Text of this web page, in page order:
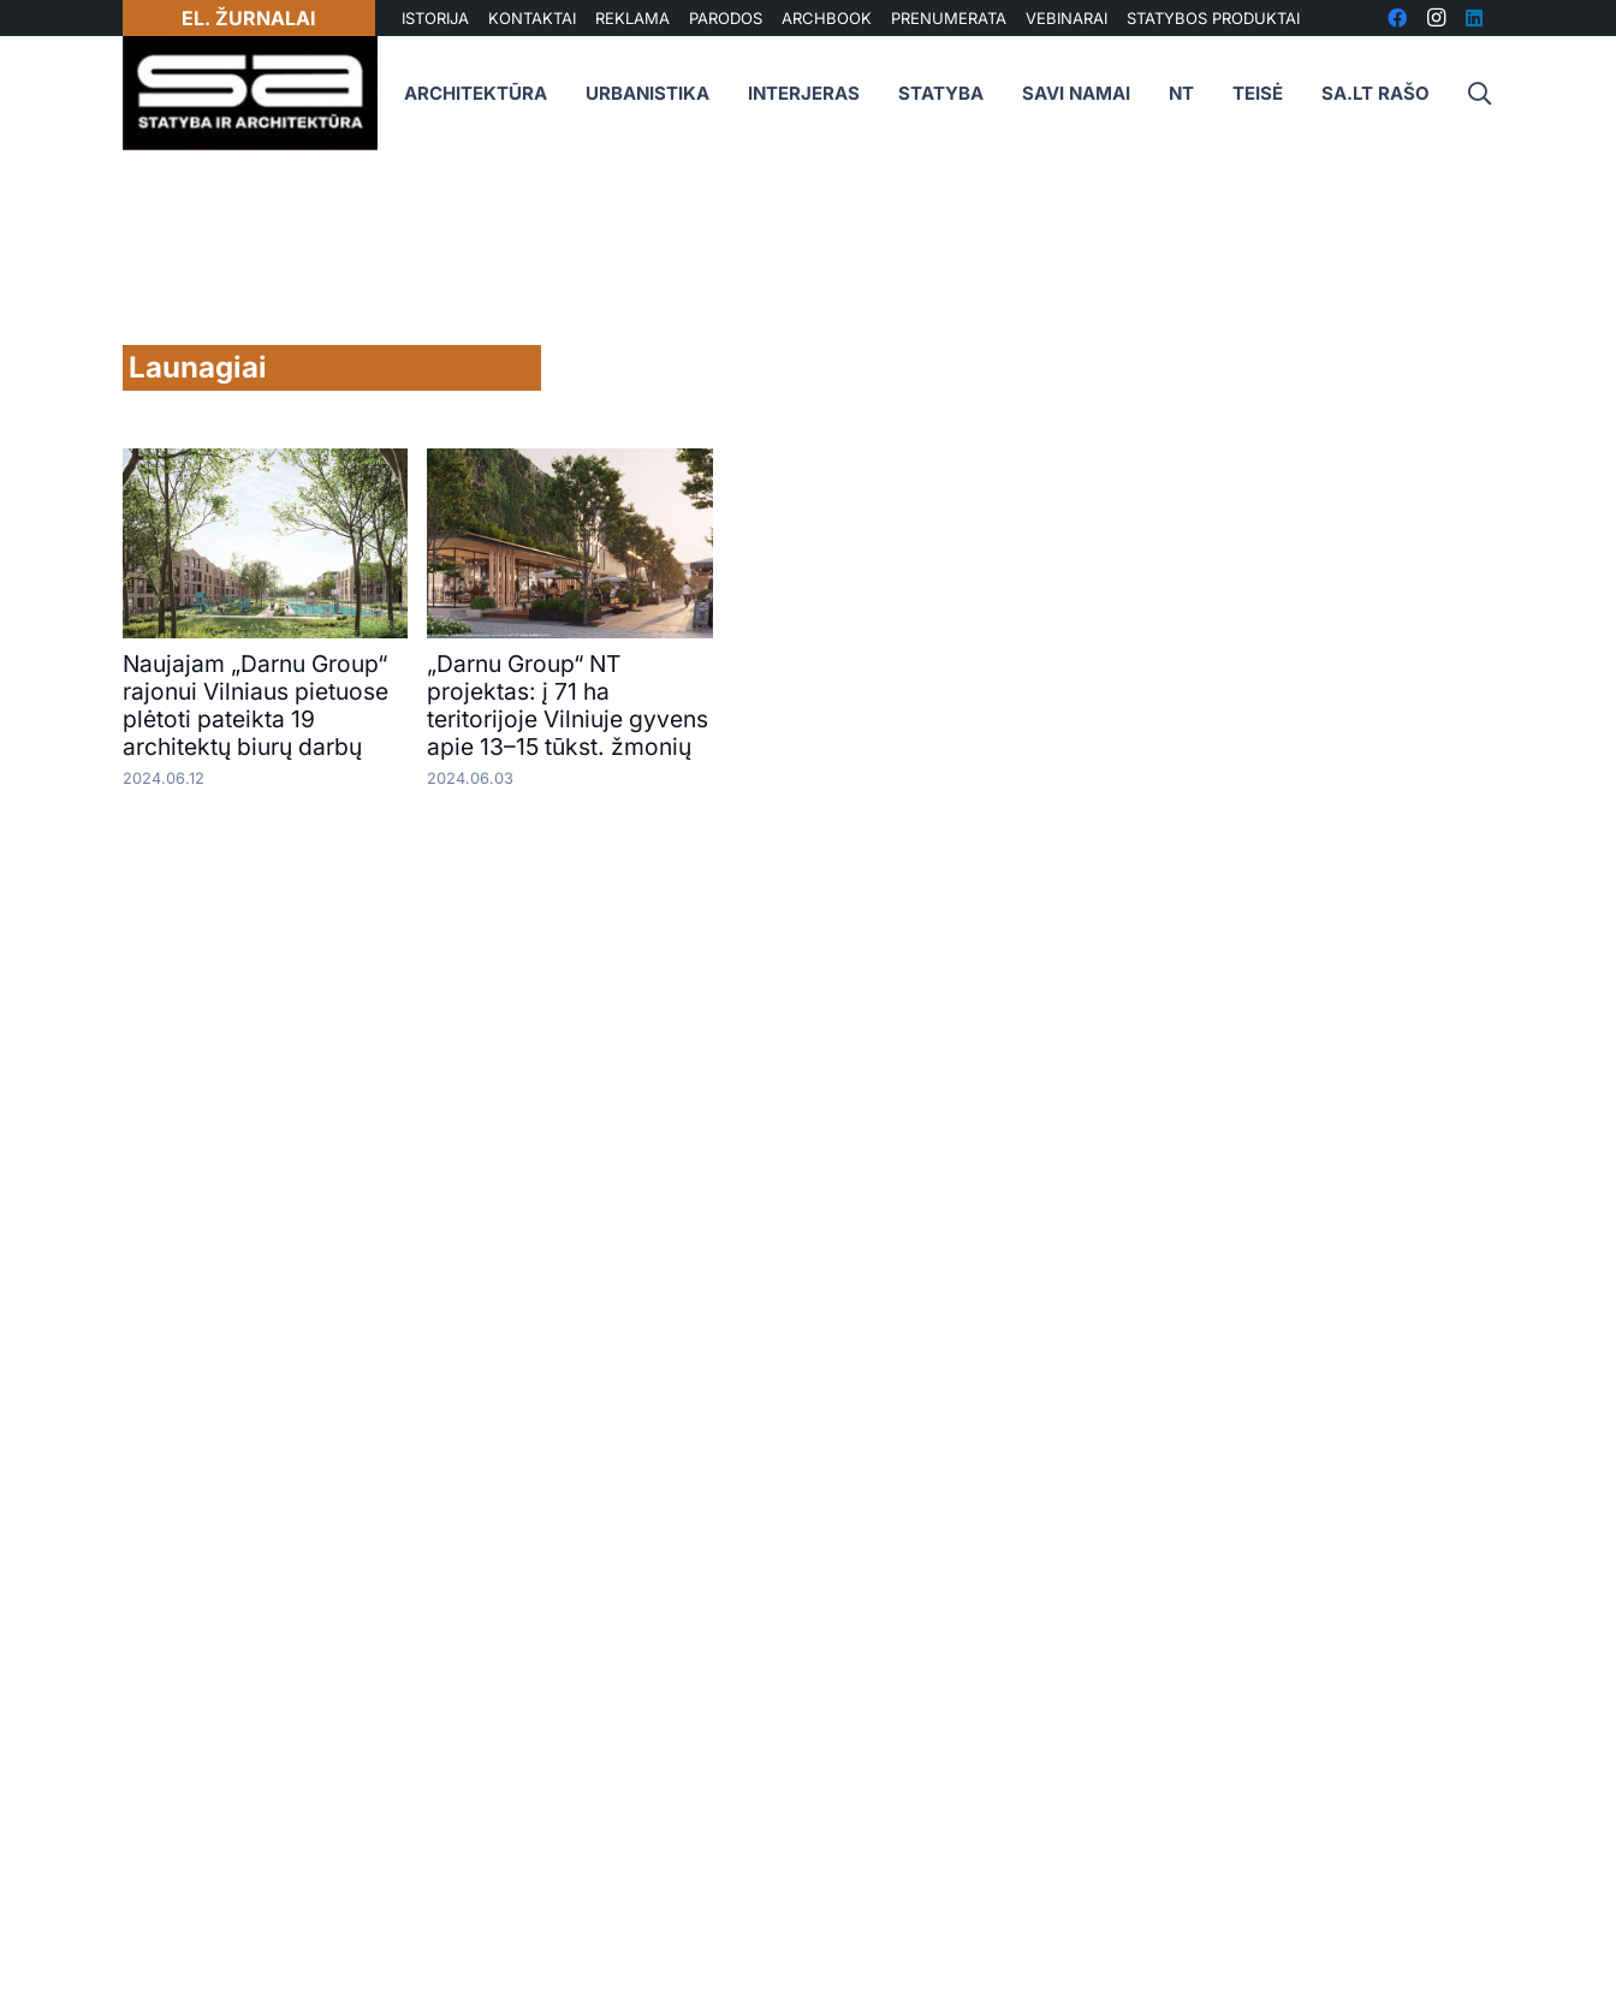
EL. ŽURNALAI ISTORIJA KONTAKTAI REKLAMA PARODOS ARCHBOOK PRENUMERATA VEBINARAI STATYBOS PRODUKTAI
ARCHITEKTŪRA URBANISTIKA INTERJERAS STATYBA SAVI NAMAI NT TEISĖ SA.LT RAŠO
Launagiai
Naujajam „Darnu Group“
rajonui Vilniaus pietuose
plėtoti pateikta 19
architektų biurų darbų
2024.06.12
„Darnu Group“ NT
projektas: į 71 ha
teritorijoje Vilniuje gyvens
apie 13–15 tūkst. žmonių
2024.06.03